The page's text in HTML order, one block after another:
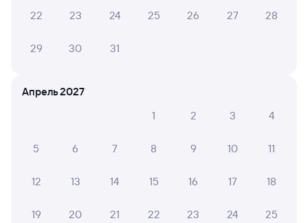
Мы используем cookies для более удобной работы
22 23 24 25 26 27 28
29 30 31
Апрель 2027
1
2 3 4
5 6 7 8 9 10 11
12 13 14 15 16 17 18
19 20 21 22 23 24 25